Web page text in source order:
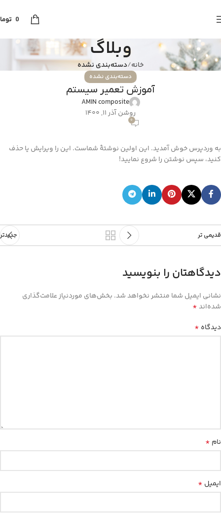
0
وبلاگ
خانه دسته‌بندی نشده
دسته‌بندی نشده
آموزش تعمیر سیستم
AMIN composite
روشن آذر 11, 1400
0
به وردپرس خوش آمدید. این اولین نوشتهٔ شماست. این را ویرایش یا حذف
کنید، سپس نوشتن را شروع نمایید!
جدیدتر قدیمی تر
دیدگاهتان را بنویسید
نشانی ایمیل شما منتشر نخواهد شد. بخش‌های موردنیاز علامت‌گذاری
شده‌اند*
دیدگاه *
نام *
ایمیل *